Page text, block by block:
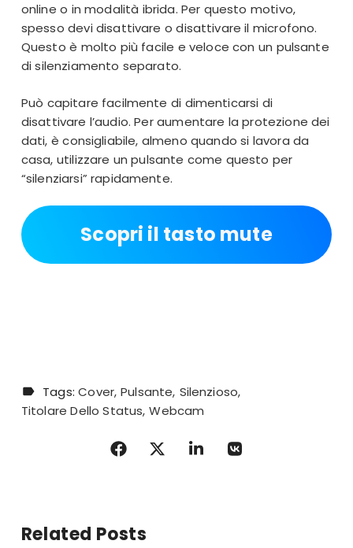
online o in modalità ibrida. Per questo motivo,
spesso devi disattivare o disattivare il microfono.
Questo è molto più facile e veloce con un pulsante
di silenziamento separato.
Può capitare facilmente di dimenticarsi di
disattivare l’audio. Per aumentare la protezione dei
dati, è consigliabile, almeno quando si lavora da
casa, utilizzare un pulsante come questo per
“silenziarsi” rapidamente.
Scopri il tasto mute
Tags:Cover Pulsante Silenzioso
Titolare Dello Status Webcam
Related Posts